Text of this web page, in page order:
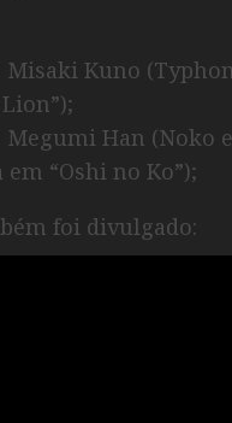
Misaki Kuno
Megumi Han (Noko
em “Oshi no Ko”);
foi divulgado: